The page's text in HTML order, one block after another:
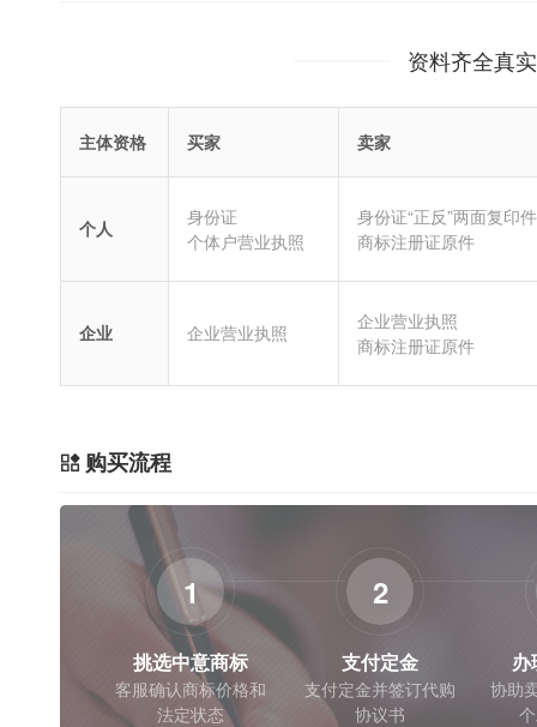
资料齐全真
主体资格 买家 卖家
个人
身份证
个体户营业执照
身份证“正反”两面复印件
商标注册证原件
企业 企业营业执照
企业营业执照
商标注册证原件
购买流程
1
挑选中意商标
客服确认商标价格和
法定状态
2
支付定金
支付定金并签订代购
协议书
办
协助